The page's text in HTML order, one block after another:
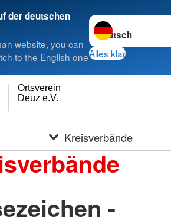
der deutschen
website, you can
to the English one
Sprache wechseln
Alles klar
Deuz e.V.
Ortsverein
Kreisverbände
-